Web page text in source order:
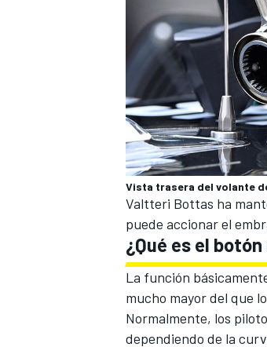
Vista trasera del volante
Valtteri Bottas ha
puede accionar el
¿Qué es el
La función
mucho mayor del que
Normalmente, los
dependiendo de la